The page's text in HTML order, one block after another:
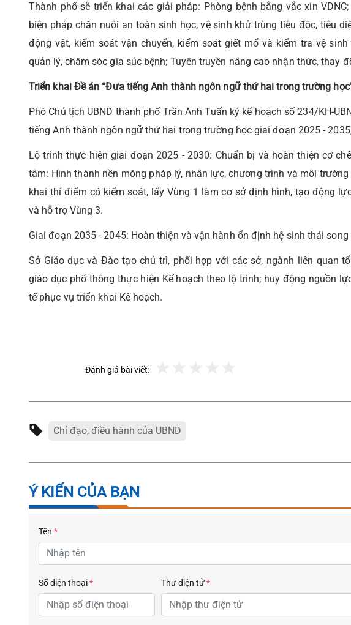
Thành phố sẽ triển khai các giải pháp: Phòng bệnh bằng vắc xin
biện pháp chăn nuôi an toàn sinh học, vệ sinh khử trùng tiêu độc, tiêu
động vật, kiểm soát vận chuyển, kiểm soát giết mổ và kiểm tra vệ
quản lý, chăm sóc gia súc bệnh; Tuyên truyền nâng cao nhận thức, thay
Triển khai Đề án “Đưa tiếng Anh thành ngôn ngữ thứ hai trong trường học
Phó Chủ tịch UBND thành phố Trần Anh Tuấn ký kế hoạch số 234/KH-
tiếng Anh thành ngôn ngữ thứ hai trong trường học giai đoạn 2025 -
Lộ trình thực hiện giai đoạn 2025 - 2030: Chuẩn bị và hoàn thiện cơ
tâm: Hình thành nền móng pháp lý, nhân lực, chương trình và môi
khai thí điểm có kiểm soát, lấy Vùng 1 làm cơ sở định hình, tạo động
và hỗ trợ Vùng 3.
Giai đoạn 2035 - 2045: Hoàn thiện và vận hành ổn định hệ sinh thái song
Sở Giáo dục và Đào tạo chủ trì, phối hợp với các sở, ngành liên quan
giáo dục phổ thông thực hiện Kế hoạch theo lộ trình; huy động nguồn
tế phục vụ triển khai Kế hoạch.
Đánh giá bài viết:
Chỉ đạo, điều hành của UBND
Ý KIẾN CỦA BẠN
Tên *
Số điện thoại* Thư điện tử*